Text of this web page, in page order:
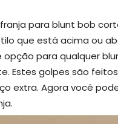
para blunt bob
que está acima ou
para qualquer
Estes golpes são
extra. Agora você